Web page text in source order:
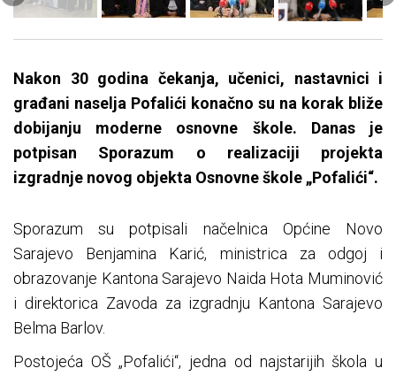
Nakon 30 godina čekanja, učenici, nastavnici i
građani naselja Pofalići konačno su na korak bliže
dobijanju moderne osnovne škole. Danas je
potpisan Sporazum o realizaciji projekta
izgradnje novog objekta Osnovne škole „Pofalići“.
Sporazum su potpisali načelnica Općine Novo
Sarajevo Benjamina Karić, ministrica za odgoj i
obrazovanje Kantona Sarajevo Naida Hota Muminović
i direktorica Zavoda za izgradnju Kantona Sarajevo
Belma Barlov.
Postojeća OŠ „Pofalići“, jedna od najstarijih škola u